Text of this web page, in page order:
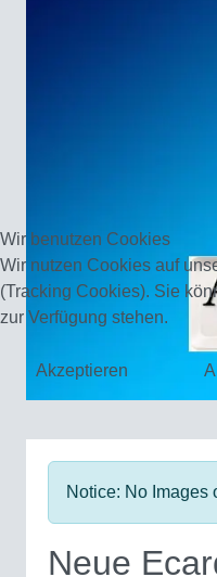
Notice: No Images
Neue
Wir benutzen Cookies
Wir nutzen Cookies auf
(Tracking Cookies). Sie
zur Verfügung stehen.
Akzeptieren